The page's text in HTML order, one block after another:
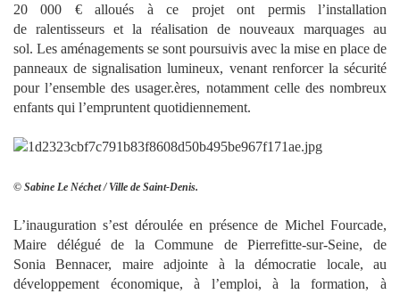
20 000 € alloués à ce projet ont permis l’installation
de ralentisseurs et la réalisation de nouveaux marquages au
sol. Les aménagements se sont poursuivis avec la mise en place de
panneaux de signalisation lumineux, venant renforcer la sécurité
pour l’ensemble des usager.ères, notamment celle des nombreux
enfants qui l’empruntent quotidiennement.
© Sabine Le Néchet / Ville de Saint-Denis.
L’inauguration s’est déroulée en présence de Michel Fourcade,
Maire délégué de la Commune de Pierrefitte-sur-Seine, de
Sonia Bennacer, maire adjointe à la démocratie locale, au
développement économique, à l’emploi, à la formation, à